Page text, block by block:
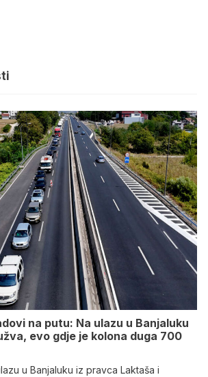
na putu: Na ulazu u Banjaluku
evo gdje je kolona duga 700
u Banjaluku iz pravca Laktaša i